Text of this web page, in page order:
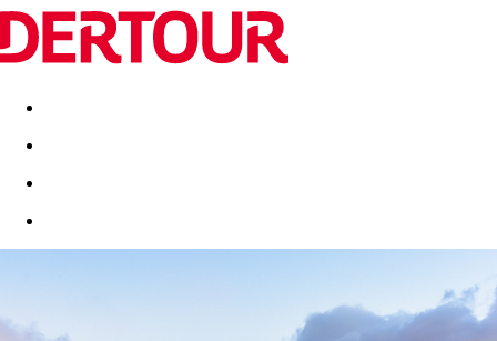
Destinatii Vacanta perfecta OFERTE DE NERATAT